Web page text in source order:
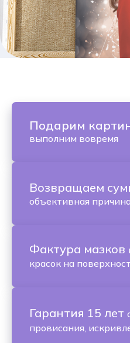
Подарим
выполним вовремя
Возвращаем
объективная
Фактура мазков
красок на
Гарантия 15 лет
провисания,